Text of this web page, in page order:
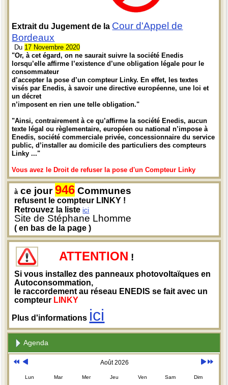
Extrait du Jugement de la Cour d'Appel de
Bordeaux
Du 17 Novembre 2020
"Or, à cet égard, on ne saurait suivre la société Enedis
lorsqu’elle affirme l’existence d’une obligation légale pour le
consommateur
d’accepter la pose d’un compteur Linky. En effet, les textes
visés par Enedis, à savoir une directive européenne, une loi et
un décret
n’imposent en rien une telle obligation."
"Ainsi, contrairement à ce qu’affirme la société Enedis, aucun
texte légal ou règlementaire, européen ou national n’impose à
Enedis, société commerciale privée, concessionnaire du service
public, d’installer au domicile des particuliers des compteurs
Linky ..."
Vous avez le Droit de refuser la pose d'un Compteur Linky
à ce jour946 Communes
refusent le compteur LINKY !
Retrouvez la listeici
Site de Stéphane Lhomme
( en bas de la page )
ATTENTION !
Si vous installez des panneaux photovoltaïques en
Autoconsommation,
le raccordement au réseau ENEDIS se fait avec un
compteur LINKY
Plus d'informations ici
Agenda
Août 2026
Lun Mar Mer Jeu Ven Sam Dim